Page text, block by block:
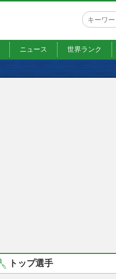
ニュース 世界ランク
トップ選手